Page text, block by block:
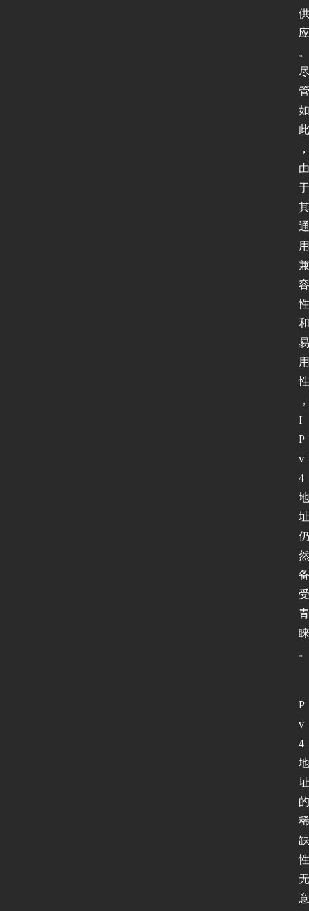
供
应
。
尽
管
如
此
，
由
于
其
通
用
兼
容
性
和
易
用
性
，
I
P
v
4
地
址
仍
然
备
受
青
睐
。
P
v
4
地
址
的
稀
缺
性
无
意